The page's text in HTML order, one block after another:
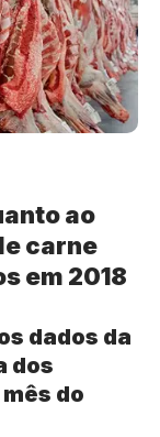
ao
carne
em 2018
dados da
dos
do